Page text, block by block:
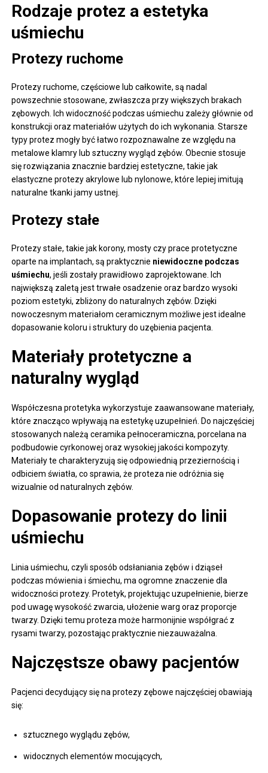
Rodzaje protez a estetyka
uśmiechu
Protezy ruchome
Protezy ruchome, częściowe lub całkowite, są nadal
powszechnie stosowane, zwłaszcza przy większych brakach
zębowych. Ich widoczność podczas uśmiechu zależy głównie od
konstrukcji oraz materiałów użytych do ich wykonania. Starsze
typy protez mogły być łatwo rozpoznawalne ze względu na
metalowe klamry lub sztuczny wygląd zębów. Obecnie stosuje
się rozwiązania znacznie bardziej estetyczne, takie jak
elastyczne protezy akrylowe lub nylonowe, które lepiej imitują
naturalne tkanki jamy ustnej.
Protezy stałe
Protezy stałe, takie jak korony, mosty czy prace protetyczne
oparte na implantach, są praktycznie niewidoczne podczas
uśmiechu, jeśli zostały prawidłowo zaprojektowane. Ich
największą zaletą jest trwałe osadzenie oraz bardzo wysoki
poziom estetyki, zbliżony do naturalnych zębów. Dzięki
nowoczesnym materiałom ceramicznym możliwe jest idealne
dopasowanie koloru i struktury do uzębienia pacjenta.
Materiały protetyczne a
naturalny wygląd
Współczesna protetyka wykorzystuje zaawansowane materiały,
które znacząco wpływają na estetykę uzupełnień. Do najczęściej
stosowanych należą ceramika pełnoceramiczna, porcelana na
podbudowie cyrkonowej oraz wysokiej jakości kompozyty.
Materiały te charakteryzują się odpowiednią przeziernością i
odbiciem światła, co sprawia, że proteza nie odróżnia się
wizualnie od naturalnych zębów.
Dopasowanie protezy do linii
uśmiechu
Linia uśmiechu, czyli sposób odsłaniania zębów i dziąseł
podczas mówienia i śmiechu, ma ogromne znaczenie dla
widoczności protezy. Protetyk, projektując uzupełnienie, bierze
pod uwagę wysokość zwarcia, ułożenie warg oraz proporcje
twarzy. Dzięki temu proteza może harmonijnie współgrać z
rysami twarzy, pozostając praktycznie niezauważalna.
Najczęstsze obawy pacjentów
Pacjenci decydujący się na protezy zębowe najczęściej obawiają
się:
sztucznego wyglądu zębów,
widocznych elementów mocujących,